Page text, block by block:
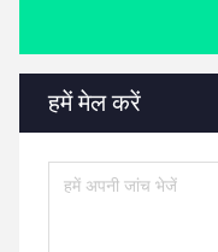
हमें मेल करें